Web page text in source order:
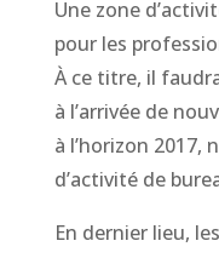
Une zone
pour les
À ce titre, il
à l’arrivée de
à l’horizon 2017,
d’activité de
En dernier lieu,